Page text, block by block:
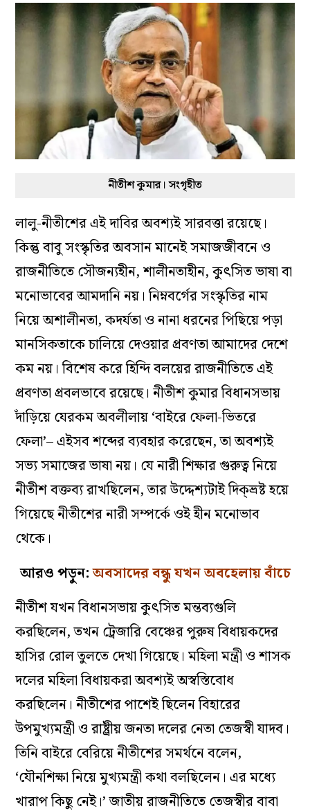
নীতীশ কুমার। সংগৃহীত
লালু-নীতীশের এই দাবির অবশ‌্যই সারবত্তা রয়েছে।
কিন্তু বাবু সংস্কৃতির অবসান মানেই সমাজজীবনে ও
রাজনীতিতে সৌজন‌্যহীন, শালীনতাহীন, কুৎসিত ভাষা বা
মনোভাবের আমদানি নয়। নিম্নবর্গের সংস্কৃতির নাম
নিয়ে অশালীনতা, কদর্যতা ও নানা ধরনের পিছিয়ে পড়া
মানসিকতাকে চালিয়ে দেওয়ার প্রবণতা আমাদের দেশে
কম নয়। বিশেষ করে হিন্দি বলয়ের রাজনীতিতে এই
প্রবণতা প্রবলভাবে রয়েছে। নীতীশ কুমার বিধানসভায়
দাঁড়িয়ে যেরকম অবলীলায় ‘বাইরে ফেলা-ভিতরে
ফেলা’– এইসব শব্দের ব‌্যবহার করেছেন, তা অবশ‌্যই
সভ‌্য সমাজের ভাষা নয়। যে নারী শিক্ষার গুরুত্ব নিয়ে
নীতীশ বক্তব‌্য রাখছিলেন, তার উদ্দেশ‌্যটাই দিক্‌ভ্রষ্ট হয়ে
গিয়েছে নীতীশের নারী সম্পর্কে ওই হীন মনোভাব
থেকে।
আরও পড়ুন:অবসাদের বন্ধু যখন অবহেলায় বাঁচে
নীতীশ যখন বিধানসভায় কুৎসিত মন্তব‌্যগুলি
করছিলেন, তখন ট্রেজারি বেঞ্চের পুরুষ বিধায়কদের
হাসির রোল তুলতে দেখা গিয়েছে। মহিলা মন্ত্রী ও শাসক
দলের মহিলা বিধায়করা অবশ‌্যই অস্বস্তিবোধ
করছিলেন। নীতীশের পাশেই ছিলেন বিহারের
উপমুখ‌্যমন্ত্রী ও রাষ্ট্রীয় জনতা দলের নেতা তেজস্বী যাদব।
তিনি বাইরে বেরিয়ে নীতীশের সমর্থনে বলেন,
‘যৌনশিক্ষা নিয়ে মুখ‌্যমন্ত্রী কথা বলছিলেন। এর মধ্যে
খারাপ কিছু নেই।’ জাতীয় রাজনীতিতে তেজস্বীর বাবা